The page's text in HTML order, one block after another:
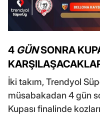
4 GÜNSONRA
İki takım, Trendyol
müsabakadan 4 gün
Kupası finalinde